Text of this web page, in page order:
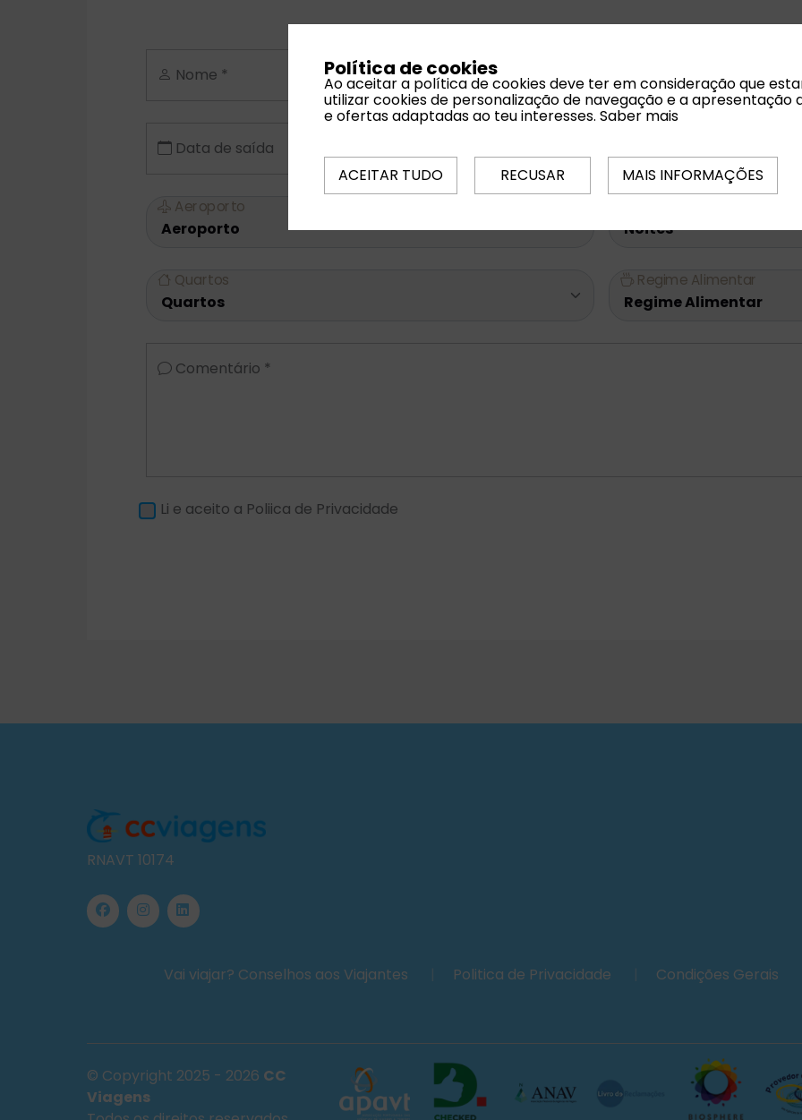
Nome * Email *
Data de saída
Aeroporto
Quartos Regime Alimentar
Comentário *
Li e aceito a Poliica de Privacidade
RNAVT 10174
Vai viajar? Conselhos aos Viajantes Politica de Privacidade Condições Gerais
© Copyright 2025 - 2026 CC
Viagens
Política de cookies
Ao aceitar a política de cookies deve ter em consideração que
utilizar cookies de personalização de navegação e a apresentação
e ofertas adaptadas ao teu interesses. Saber mais
ACEITAR TUDO RECUSAR MAIS INFORMAÇÕES